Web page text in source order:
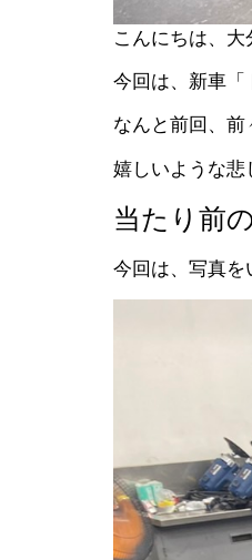
こんにちは、大
今回は、新車「
なんと前回、前
嬉しいような悲
当たり前
今回は、写真を